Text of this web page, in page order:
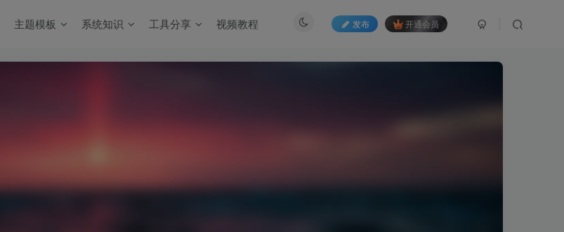
发布 开通会员
主题模板 系统知识 工具分享 视频教程